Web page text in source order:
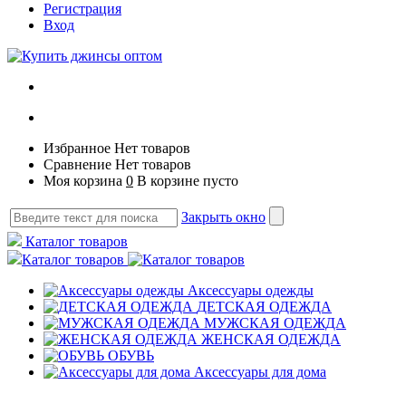
Регистрация
Вход
Избранное Нет товаров
Сравнение Нет товаров
Моя корзина 0 В корзине пусто
Закрыть окно
Каталог товаров
Каталог товаров
Аксессуары одежды
ДЕТСКАЯ ОДЕЖДА
МУЖСКАЯ ОДЕЖДА
ЖЕНСКАЯ ОДЕЖДА
ОБУВЬ
Аксессуары для дома